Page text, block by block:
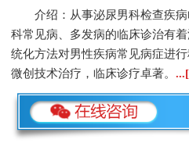
介绍：从事泌尿男科检查疾
科常见病、多发病的临床诊治有
统化方法对男性疾病常见病症进
微创技术治疗，临床诊疗卓著。